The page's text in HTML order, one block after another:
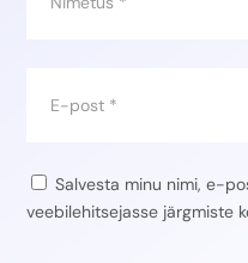
Salvesta minu nimi, e-
veebilehitsejasse järgmiste